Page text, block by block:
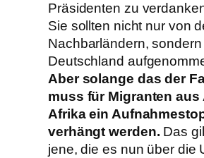
Präsidenten zu
Sie sollten nicht nur von
Nachbarländern,
Deutschland
Aber solange das der
muss für Migranten aus
Afrika ein
verhängt werden. Das
jene, die es nun über die